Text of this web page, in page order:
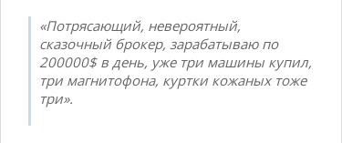
«Потрясающий, невероятный,
сказочный брокер, зарабатываю по
200000$ в день, уже три машины купил,
три магнитофона, куртки кожаных тоже
три».